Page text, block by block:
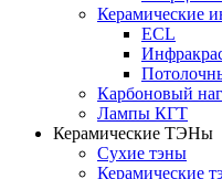
Керамические
ECL
Карбоновый
Лампы КГТ
Керамические ТЭНы
Сухие тэны
Керамические